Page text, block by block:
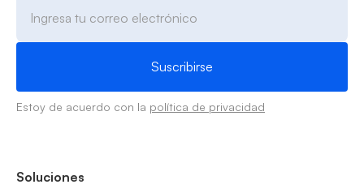
Estoy de acuerdo con la política de privacidad
Soluciones